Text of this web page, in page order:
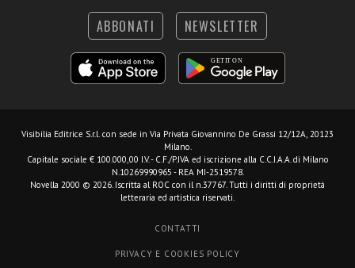
ABBONATI NEWSLETTER
Visibilia Editrice S.r.l. con sede in Via Privata Giovannino De Grassi 12/12A, 20123
Milano.
Capitale sociale € 100.000,00 I.V. - C.F./P.IVA ed iscrizione alla C.C.I.A.A. di Milano
N.10269990965 - REA MI-2519578.
Novella 2000 © 2026. Iscritta al ROC con il n.37767. Tutti i diritti di proprietà
letteraria ed artistica riservati.
CONTATTI
PRIVACY E COOKIES POLICY